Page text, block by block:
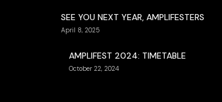
SEE YOU NEXT YEAR, AMPLIFESTERS
April 8, 2025
AMPLIFEST 2024: TIMETABLE
October 22, 2024